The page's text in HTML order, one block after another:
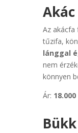
Akác
Az akácfa
tűzifa,
lánggal
nem
könnyen
Ár: 18.000
Bükk